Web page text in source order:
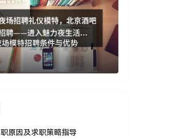
模特招聘条件与优势
原因及求职策略指导